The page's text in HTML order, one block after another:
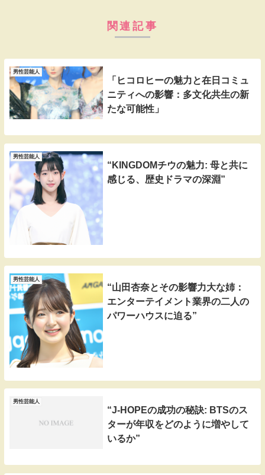
関連記事
男性芸能人
「ヒコロヒーの魅力と在日コミュ
ニティへの影響：多文化共生の新
たな可能性」
男性芸能人
“KINGDOMチウの魅力: 母と共に
感じる、歴史ドラマの深淵”
男性芸能人
“山田杏奈とその影響力大な姉：
エンターテイメント業界の二人の
パワーハウスに迫る”
男性芸能人
“J-HOPEの成功の秘訣: BTSのス
ターが年収をどのように増やして
いるか”